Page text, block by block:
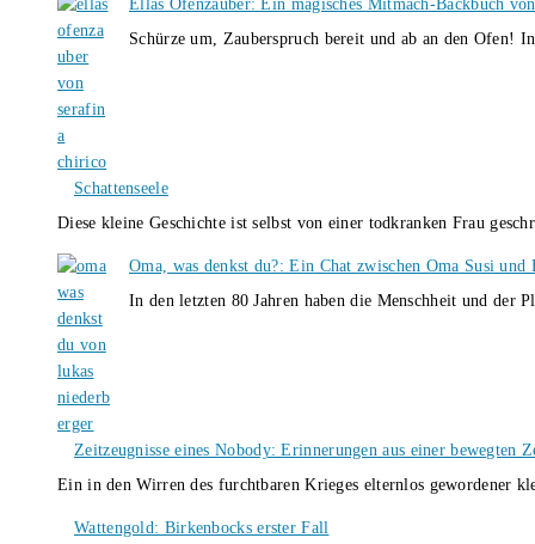
Ellas Ofenzauber: Ein magisches Mitmach-Backbuch
Schürze um, Zauberspruch bereit und ab an den Ofen!
Schattenseele
Diese kleine Geschichte ist selbst von einer todkranken Frau
Oma, was denkst du?: Ein Chat zwischen Oma Susi
In den letzten 80 Jahren haben die Menschheit und
Zeitzeugnisse eines Nobody: Erinnerungen aus einer bewegten
Ein in den Wirren des furchtbaren Krieges elternlos gewordener
Wattengold: Birkenbocks erster Fall